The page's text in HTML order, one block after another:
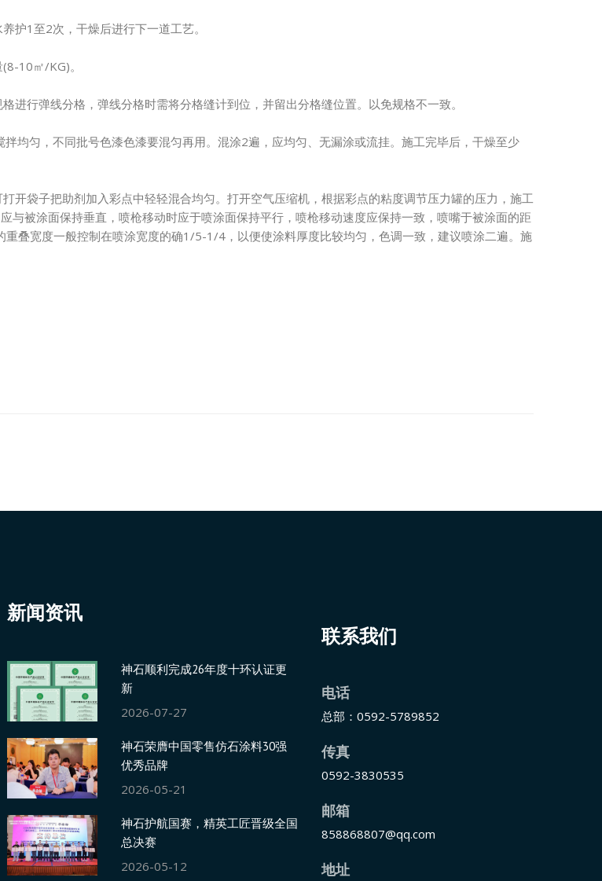
护1至2次，干燥后进行下一道工艺。
用量(8-10㎡/KG)。
进行弹线分格，弹线分格时需将分格缝计到位，并留出分格缝位置。以免规格不一致。
均匀，不同批号色漆色漆要混匀再用。混涂2遍，应均匀、无漏涂或流挂。施工完毕后，干燥至少
开袋子把助剂加入彩点中轻轻混合均匀。打开空气压缩机，根据彩点的粘度调节压力罐的压力，施工
被涂面保持垂直，喷枪移动时应于喷涂面保持平行，喷枪移动速度应保持一致，喷嘴于被涂面的距
叠宽度一般控制在喷涂宽度的确1/5-1/4，以便使涂料厚度比较均匀，色调一致，建议喷涂二遍。施
。
新闻资讯
神石顺利完成26年度十环认证更
新
2026-07-27
神石荣膺中国零售仿石涂料30强
优秀品牌
2026-05-21
神石护航国赛，精英工匠晋级全国
总决赛
2026-05-12
联系我们
电话
总部：0592-5789852
传真
0592-3830535
邮箱
858868807@qq.com
地址